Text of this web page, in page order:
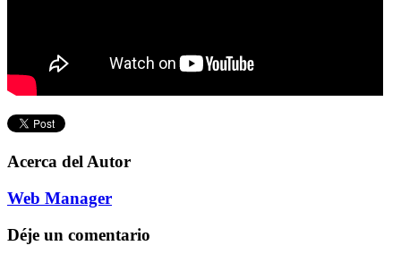
Acerca del Autor
Web Manager
Déje un comentario